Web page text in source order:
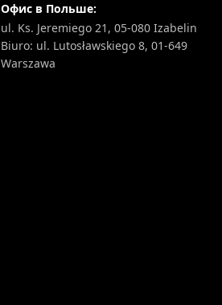
Офис в Польше:
ul. Ks. Jeremiego 21, 05-080 Izabelin
Biuro: ul. Lutosławskiego 8, 01-649
Warszawa